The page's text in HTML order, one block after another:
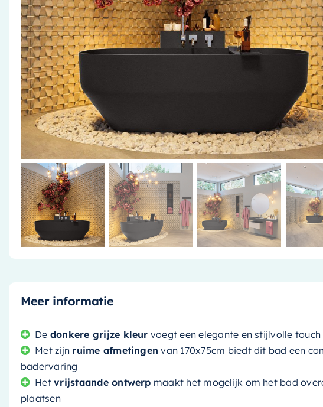
Meer informatie
De donkere grijze kleur voegt een elegante en stijlvolle
Met zijn ruime afmetingen van 170x75cm biedt dit bad een
badervaring
Hetvrijstaande ontwerp maakt het mogelijk om het bad
plaatsen